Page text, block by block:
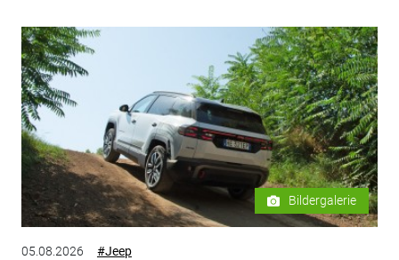
Bildergalerie
05.08.2026 #Jeep